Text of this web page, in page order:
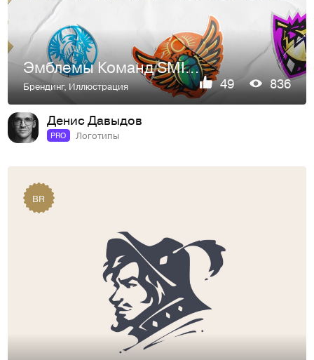
Эмблемы Команд SMITE Pro League
Брендинг,Иллюстрация 49 836
Денис Давыдов
PRO Логотипы
BR